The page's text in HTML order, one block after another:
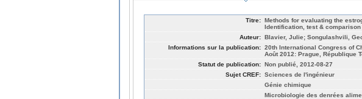
Titre: Methods for evaluating the
Identification, test & comparison
Auteur: Blavier, Julie; Songulashvili,
Informations sur la publication: 20th International Congress of
Août 2012: Prague, République
Statut de publication: Non publié, 2012-08-27
Sujet CREF: Sciences de l'ingénieur
Génie chimique
Microbiologie des denrées